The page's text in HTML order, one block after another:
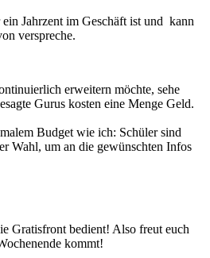
Jahrzent im Geschäft ist und kann
verspreche.
erweitern möchte, sehe
Gurus kosten eine Menge Geld.
Budget wie ich: Schüler sind
Wahl, um an die gewünschten Infos
Gratisfront bedient! Also freut euch
kommt!